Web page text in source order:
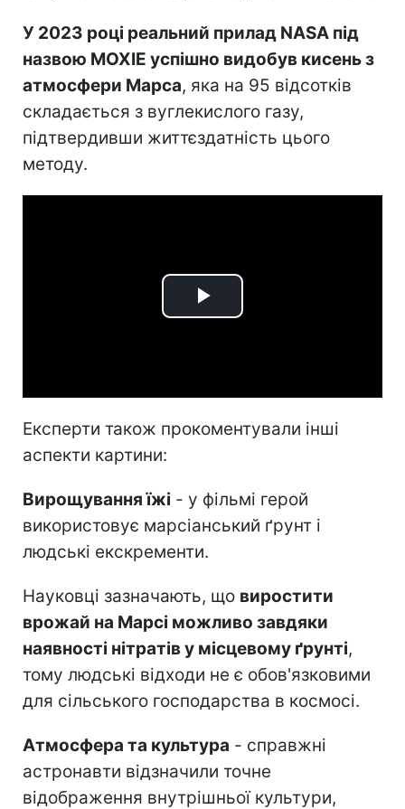
У 2023 році реальний прилад NASA під
назвою MOXIE успішно видобув кисень з
атмосфери Марса, яка на 95 відсотків
складається з вуглекислого газу,
підтвердивши життєздатність цього
методу.
Play
Експерти також прокоментували інші
аспекти картини:
Вирощування їжі - у фільмі герой
використовує марсіанський ґрунт і
людські екскременти.
Науковці зазначають, що виростити
врожай на Марсі можливо завдяки
наявності нітратів у місцевому ґрунті,
тому людські відходи не є обов'язковими
для сільського господарства в космосі.
Атмосфера та культура - справжні
астронавти відзначили точне
відображення внутрішньої культури,